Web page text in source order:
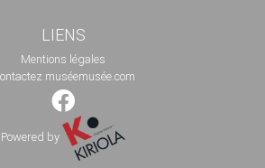
LIENS
Mentions légales
muséemusée.com
Powered by